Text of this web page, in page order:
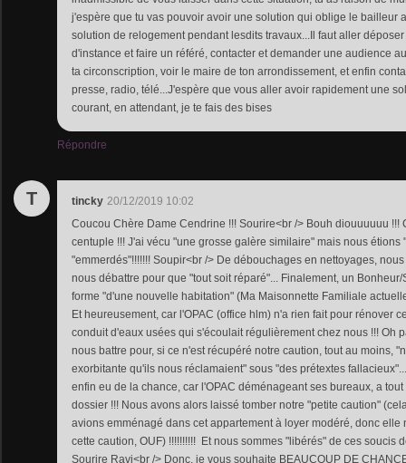
j'espère que tu vas pouvoir avoir une solution qui oblige le bailleur
solution de relogement pendant lesdits travaux...Il faut aller
d'instance et faire un référé, contacter et demander une audience
ta circonscription, voir le maire de ton arrondissement, et enfin
presse, radio, télé...J'espère que vous aller avoir rapidement une
courant, en attendant, je te fais des bises
Répondre
T tincky 20/12/2019 10:02
Coucou Chère Dame Cendrine !!! Sourire<br /> Bouh diouuuuuu !!!
centuple !!! J'ai vécu "une grosse galère similaire" mais nous étions
"emmerdés"!!!!!!! Soupir<br /> De débouchages en nettoyages,
nous débattre pour que "tout soit réparé"... Finalement, un
forme "d'une nouvelle habitation" (Ma Maisonnette Familiale
Et heureusement, car l'OPAC (office hlm) n'a rien fait pour rénover
conduit d'eaux usées qui s'écoulait régulièrement chez nous !!! Oh
nous battre pour, si ce n'est récupéré notre caution, tout au moins,
exorbitante qu'ils nous réclamaient" sous "des prétextes
enfin eu de la chance, car l'OPAC déménageant ses bureaux, a
dossier !!! Nous avons alors laissé tomber notre "petite caution"
avions emménagé dans cet appartement à loyer modéré, donc elle
cette caution, OUF) !!!!!!!!!! Et nous sommes "libérés" de ces soucis
Sourire Ravi<br /> Donc, je vous souhaite BEAUCOUP DE